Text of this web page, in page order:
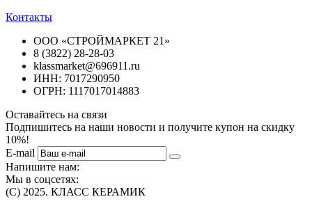
Контакты
ООО «СТРОЙМАРКЕТ 21»
8 (3822) 28-28-03
klassmarket@696911.ru
ИНН: 7017290950
ОГРН: 1117017014883
Оставайтесь на связи
Подпишитесь на наши новости и получите купон на скидку
10%!
E-mail
Напишите нам:
Мы в соцсетях:
(C) 2025. КЛАСС КЕРАМИК